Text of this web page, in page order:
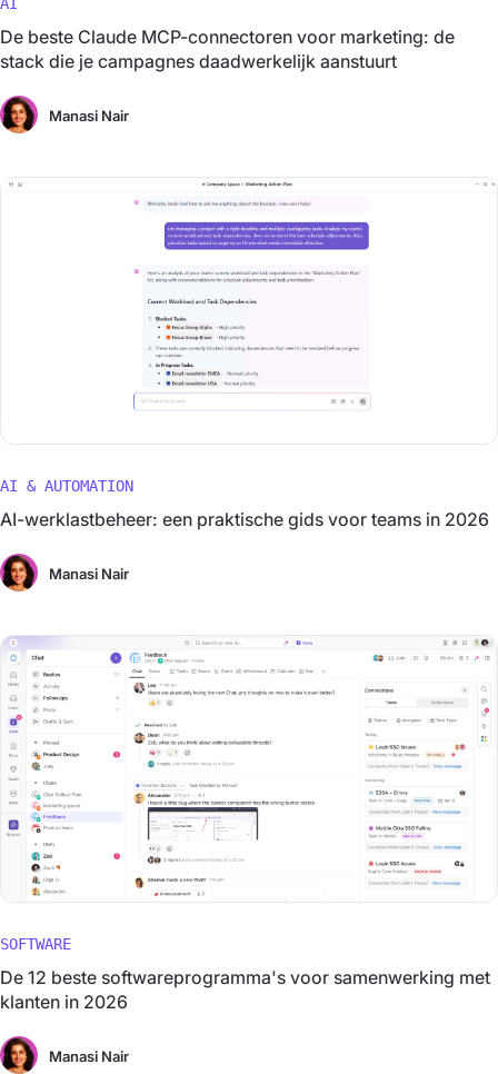
De beste Claude MCP-connectoren voor marketing: de
stack die je campagnes daadwerkelijk aanstuurt
Manasi Nair
AI & AUTOMATION
AI-werklastbeheer: een praktische gids voor teams in 2026
Manasi Nair
SOFTWARE
De 12 beste softwareprogramma's voor samenwerking met
klanten in 2026
Manasi Nair